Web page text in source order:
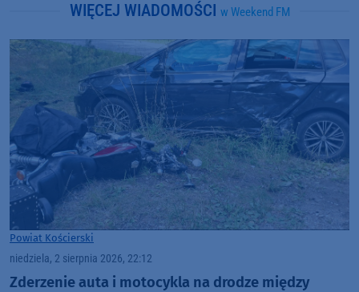
WIĘCEJ WIADOMOŚCI w Weekend FM
Powiat Kościerski
niedziela, 2 sierpnia 2026, 22:12
Zderzenie auta i motocykla na drodze między